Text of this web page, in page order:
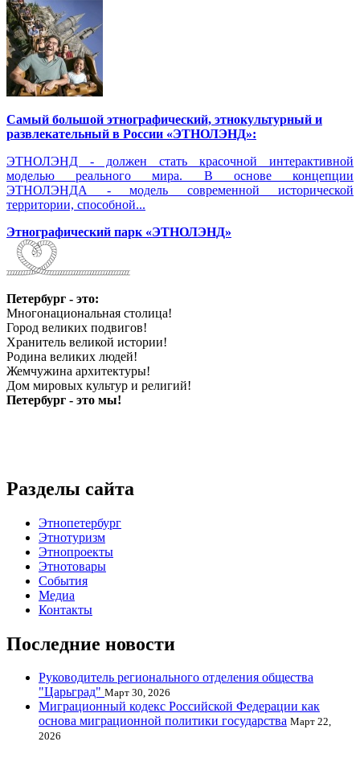
Самый большой этнографический, этнокультурный и
развлекательный в России «ЭТНОЛЭНД»:
ЭТНОЛЭНД - должен стать красочной интерактивной
моделью реального мира. В основе концепции
ЭТНОЛЭНДА - модель современной исторической
территории, способной...
Этнографический парк «ЭТНОЛЭНД»
Петербург - это:
Многонациональная столица!
Город великих подвигов!
Хранитель великой истории!
Родина великих людей!
Жемчужина архитектуры!
Дом мировых культур и религий!
Петербург - это мы!
Разделы сайта
Этнопетербург
Этнотуризм
Этнопроекты
Этнотовары
События
Медиа
Контакты
Последние новости
Руководитель регионального отделения общества
"Царьград" Март 30, 2026
Миграционный кодекс Российской Федерации как
основа миграционной политики государства Март 22,
2026